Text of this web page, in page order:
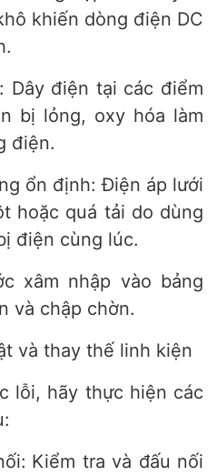
khiến dòng điện DC
Dây điện tại các điểm
bị lỏng, oxy hóa làm
điện.
ổn định: Điện áp lưới
hoặc quá tải do dùng
điện cùng lúc.
xâm nhập vào bảng
và chập chờn.
và thay thế linh kiện
lỗi, hãy thực hiện các
Kiểm tra và đấu nối